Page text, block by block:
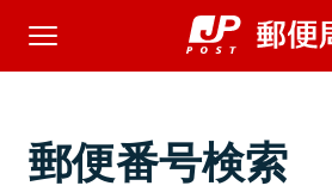
郵便番号検索